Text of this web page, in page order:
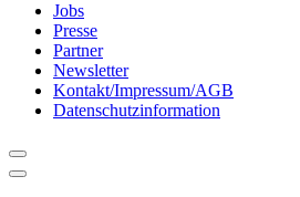
Jobs
Presse
Partner
Newsletter
Kontakt/Impressum/AGB
Datenschutzinformation